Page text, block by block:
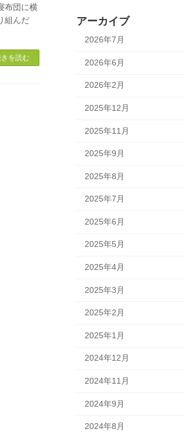
布団に横
組んだ
きを読む
アーカイブ
2026年7月
2026年6月
2026年2月
2025年12月
2025年11月
2025年9月
2025年8月
2025年7月
2025年6月
2025年5月
2025年4月
2025年3月
2025年2月
2025年1月
2024年12月
2024年11月
2024年9月
2024年8月